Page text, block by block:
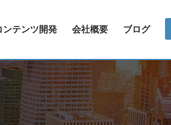
ンテンツ開発 会社概要 ブログ